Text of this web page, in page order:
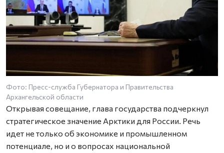
Фото: Пресс-служба Губернатора и Правительства
Архангельской области
Открывая совещание, глава государства подчеркнул
стратегическое значение Арктики для России. Речь
идет не только об экономике и промышленном
потенциале, но и о вопросах национальной